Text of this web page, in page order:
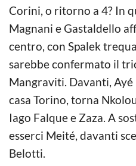
Corini, o ritorno a 4? In
Magnani e Gastaldello
centro, con Spalek
sarebbe confermato il
Mangraviti. Davanti,
casa Torino, torna
Iago Falque e Zaza. A
esserci Meité, davanti
Belotti.